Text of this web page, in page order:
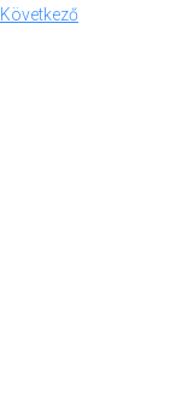
Következő